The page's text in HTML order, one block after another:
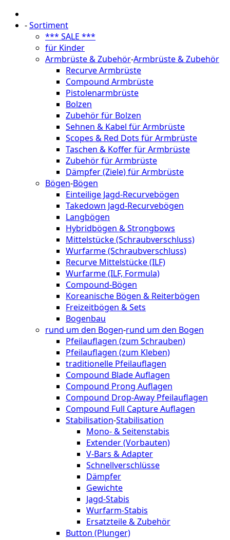
-Sortiment
*** SALE ***
für Kinder
Armbrüste & Zubehör-Armbrüste & Zubehör
Recurve Armbrüste
Compound Armbrüste
Pistolenarmbrüste
Bolzen
Zubehör für Bolzen
Sehnen & Kabel für Armbrüste
Scopes & Red Dots für Armbrüste
Taschen & Koffer für Armbrüste
Zubehör für Armbrüste
Dämpfer (Ziele) für Armbrüste
Bögen-Bögen
Einteilige Jagd-Recurvebögen
Takedown Jagd-Recurvebögen
Langbögen
Hybridbögen & Strongbows
Mittelstücke (Schraubverschluss)
Wurfarme (Schraubverschluss)
Recurve Mittelstücke (ILF)
Wurfarme (ILF, Formula)
Compound-Bögen
Koreanische Bögen & Reiterbögen
Freizeitbögen & Sets
Bogenbau
rund um den Bogen-rund um den Bogen
Pfeilauflagen (zum Schrauben)
Pfeilauflagen (zum Kleben)
traditionelle Pfeilauflagen
Compound Blade Auflagen
Compound Prong Auflagen
Compound Drop-Away Pfeilauflagen
Compound Full Capture Auflagen
Stabilisation-Stabilisation
Mono- & Seitenstabis
Extender (Vorbauten)
V-Bars & Adapter
Schnellverschlüsse
Dämpfer
Gewichte
Jagd-Stabis
Wurfarm-Stabis
Ersatzteile & Zubehör
Button (Plunger)